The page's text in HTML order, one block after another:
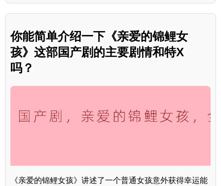
你能简单介绍一下《亲爱的锦鲤女
孩》这部国产剧的主要剧情和特X
吗？
《亲爱的锦鲤女孩》讲述了一个普通女孩意外获得幸运能